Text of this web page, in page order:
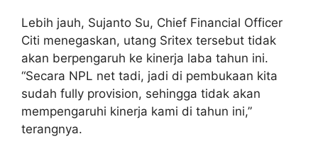
Lebih jauh, Sujanto Su, Chief Financial Officer
Citi menegaskan, utang Sritex tersebut tidak
akan berpengaruh ke kinerja laba tahun ini.
“Secara NPL net tadi, jadi di pembukaan kita
sudah fully provision, sehingga tidak akan
mempengaruhi kinerja kami di tahun ini,”
terangnya.